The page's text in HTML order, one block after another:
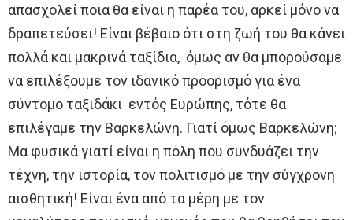
απασχολεί ποια θα είναι η παρέα του, αρκεί μόνο να
δραπετεύσει! Είναι βέβαιο ότι στη ζωή του θα κάνει
πολλά και μακρινά ταξίδια, όμως αν θα μπορούσαμε
να επιλέξουμε τον ιδανικό προορισμό για ένα
σύντομο ταξιδάκι εντός Ευρώπης, τότε θα
επιλέγαμε την Βαρκελώνη. Γιατί όμως Βαρκελώνη;
Μα φυσικά γιατί είναι η πόλη που συνδυάζει την
τέχνη, την ιστορία, τον πολιτισμό με την σύγχρονη
αισθητική! Είναι ένα από τα μέρη με τον